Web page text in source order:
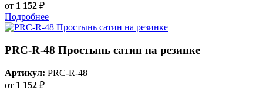
от 1 152 ₽
Подробнее
PRC-R-48 Простынь сатин на резинке
Артикул: PRC-R-48
от 1 152 ₽